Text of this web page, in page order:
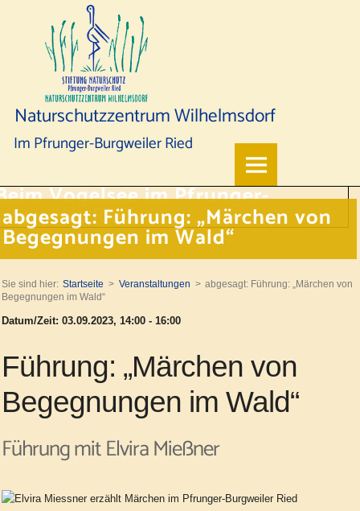
Naturschutzzentrum Wilhelmsdorf
Im Pfrunger-Burgweiler Ried
abgesagt: Führung: „Märchen von
Begegnungen im Wald“
Sie sind hier: Startseite Veranstaltungen
abgesagt: Führung: „Märchen von
Begegnungen im Wald“
Datum/Zeit: 03.09.2023, 14:00 - 16:00
Führung: „Märchen von
Begegnungen im Wald“
Führung mit Elvira Mießner